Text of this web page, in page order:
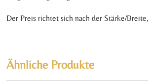
Der Preis richtet sich nach der Stärke/
Ähnliche Produkte